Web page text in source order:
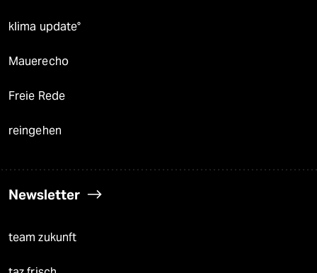
klima update°
Mauerecho
Freie Rede
reingehen
Newsletter
team zukunft